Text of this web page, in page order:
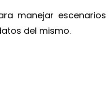
manejar
del mismo.